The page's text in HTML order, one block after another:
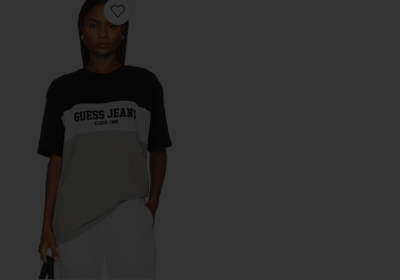
Favorite ФУТБОЛКА